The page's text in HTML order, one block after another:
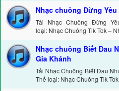
Nhạc chuông Đừng Yêu
Tải Nhạc Chuông Đừng
loại: Nhạc Chuông Tik Tok –
Nhạc chuông Biết Đau
Gia Khánh
Tải Nhạc Chuông Biết Đau
Thể loại: Nhạc Chuông Tik